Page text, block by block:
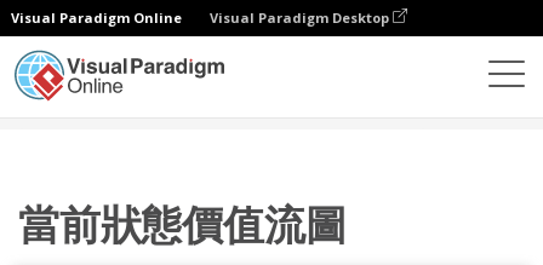
Visual Paradigm Online Visual Paradigm Desktop
當前狀態價值流圖